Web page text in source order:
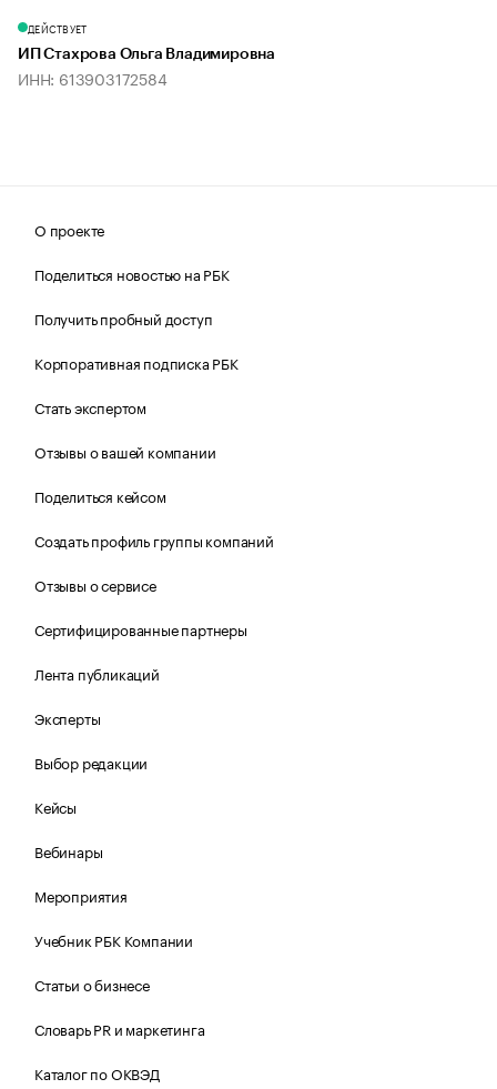
ДЕЙСТВУЕТ
ИП Стахрова Ольга Владимировна
ИНН: 613903172584
О проекте
Поделиться новостью на РБК
Получить пробный доступ
Корпоративная подписка РБК
Стать экспертом
Отзывы о вашей компании
Поделиться кейсом
Создать профиль группы компаний
Отзывы о сервисе
Сертифицированные партнеры
Лента публикаций
Эксперты
Выбор редакции
Кейсы
Вебинары
Мероприятия
Учебник РБК Компании
Статьи о бизнесе
Словарь PR и маркетинга
Каталог по ОКВЭД